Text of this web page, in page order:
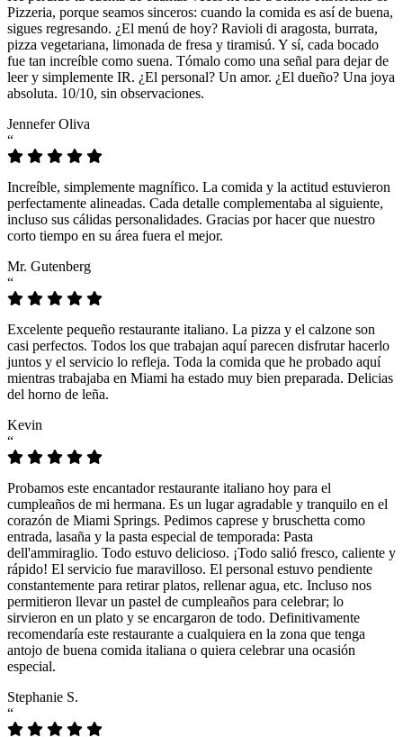
Pizzeria, porque seamos sinceros: cuando la comida es así de buena,
sigues regresando. ¿El menú de hoy? Ravioli di aragosta, burrata,
pizza vegetariana, limonada de fresa y tiramisú. Y sí, cada bocado
fue tan increíble como suena. Tómalo como una señal para dejar de
leer y simplemente IR. ¿El personal? Un amor. ¿El dueño? Una joya
absoluta. 10/10, sin observaciones.
Jennefer Oliva
“
Increíble, simplemente magnífico. La comida y la actitud estuvieron
perfectamente alineadas. Cada detalle complementaba al siguiente,
incluso sus cálidas personalidades. Gracias por hacer que nuestro
corto tiempo en su área fuera el mejor.
Mr. Gutenberg
“
Excelente pequeño restaurante italiano. La pizza y el calzone son
casi perfectos. Todos los que trabajan aquí parecen disfrutar hacerlo
juntos y el servicio lo refleja. Toda la comida que he probado aquí
mientras trabajaba en Miami ha estado muy bien preparada. Delicias
del horno de leña.
Kevin
“
Probamos este encantador restaurante italiano hoy para el
cumpleaños de mi hermana. Es un lugar agradable y tranquilo en el
corazón de Miami Springs. Pedimos caprese y bruschetta como
entrada, lasaña y la pasta especial de temporada: Pasta
dell'ammiraglio. Todo estuvo delicioso. ¡Todo salió fresco, caliente y
rápido! El servicio fue maravilloso. El personal estuvo pendiente
constantemente para retirar platos, rellenar agua, etc. Incluso nos
permitieron llevar un pastel de cumpleaños para celebrar; lo
sirvieron en un plato y se encargaron de todo. Definitivamente
recomendaría este restaurante a cualquiera en la zona que tenga
antojo de buena comida italiana o quiera celebrar una ocasión
especial.
Stephanie S.
“